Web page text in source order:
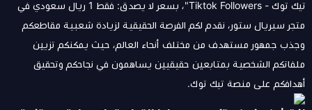
تيك توك - Tiktok Followers"، بسعر لا يصدق: فقط 1 ريال سعودي في
متجر سيريال ستور، نقدم لكم الفرصة الحقيقية لزيادة شعبية مقاطعكم
وجذب جمهور مستهدف من مختلف أنحاء العالم، حيث يمكنكم تزيين
ملفاتكم الشخصية بمتابعين حقيقيين يساهمون في نجاحكم وتحقيق
أهدافكم على منصة تيك توك.